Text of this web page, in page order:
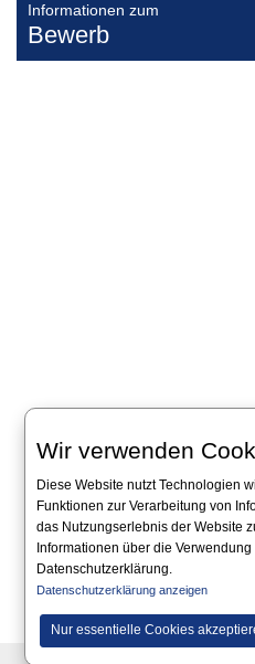
Wir verwenden
Diese Website nutzt Technologien
Funktionen zur Verarbeitung von
das Nutzungserlebnis der Website
Informationen über die
Datenschutzerklärung.
Datenschutzerklärung anzeigen
Nur essentielle Cookies
Informationen zum
Bewerb
Ausschreibung auf der